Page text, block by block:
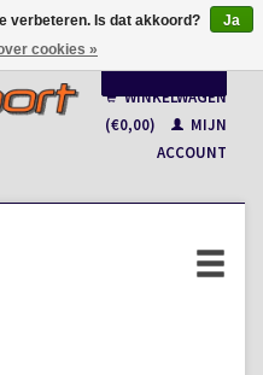
Français
WINKELWAGEN
(€0,00)
MIJN
ACCOUNT
verbeteren. Is dat akkoord?
Ja
cookies »